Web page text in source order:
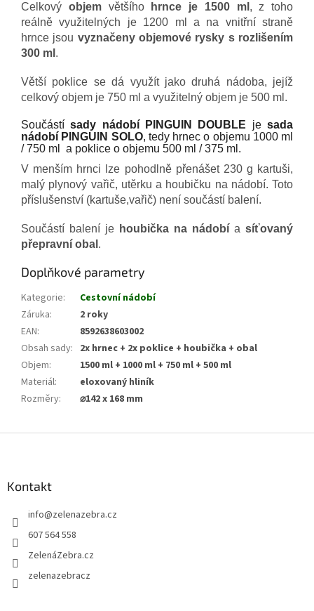
Celkový objemvětšího hrnce je 1500 ml , z toho
reálně využitelných je 1200 ml a na vnitřní straně
hrnce jsou vyznačeny objemové rysky s rozlišením
300 ml .
Větší poklice se dá využít jako druhá nádoba, jejíž
celkový objem je 750 ml a využitelný objem je 500 ml.
Součástísady nádobí PINGUIN DOUBLE jesada
nádobí PINGUIN SOLO, tedy hrnec o objemu 1000 ml
/ 750 ml a poklice o objemu 500 ml / 375 ml.
V menším hrnci lze pohodlně přenášet 230 g kartuši,
malý plynový vařič, utěrku a houbičku na nádobí. Toto
příslušenství (kartuše,vařič) není součástí balení.
Součástí balení je houbička na nádobí a síťovaný
přepravní obal .
Doplňkové parametry
Kategorie:
Cestovní nádobí
Záruka:
2 roky
EAN:
8592638603002
Obsah sady: 2x hrnec + 2x poklice + houbička + obal
Objem:
1500 ml + 1000 ml + 750 ml + 500 ml
Materiál:
eloxovaný hliník
Rozměry: ⌀142 x 168 mm
Kontakt
info@zelenazebra.cz
607 564 558
ZelenáZebra.cz
zelenazebracz